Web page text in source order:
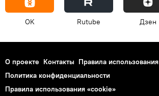
OK Rutube Дзен
О проекте Контакты Правила использования
Политика конфиденциальности
Правила использования «cookie»